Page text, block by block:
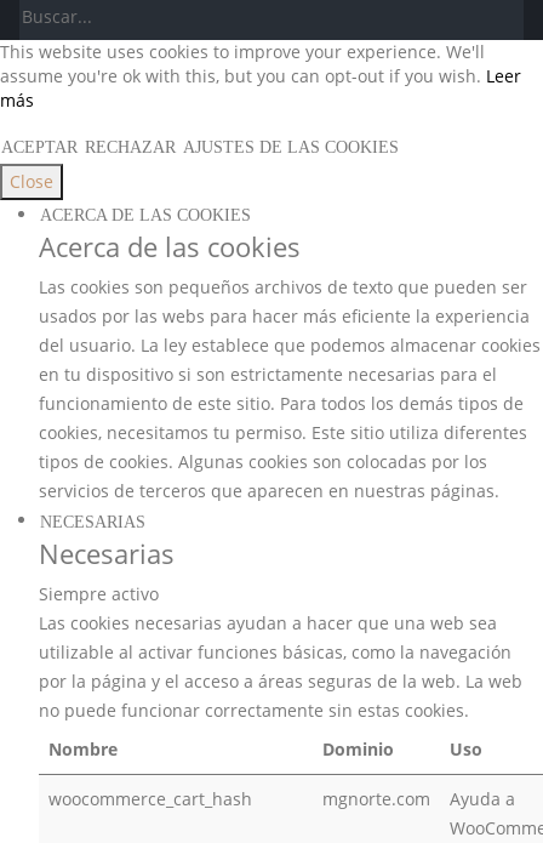
This website uses cookies to improve your experience. We'll
assume you're ok with this, but you can opt-out if you wish. Leer
más
ACEPTAR RECHAZAR AJUSTES DE LAS COOKIES
Close
ACERCA DE LAS COOKIES
Acerca de las cookies
Las cookies son pequeños archivos de texto que pueden ser
usados por las webs para hacer más eficiente la experiencia
del usuario. La ley establece que podemos almacenar cookies
en tu dispositivo si son estrictamente necesarias para el
funcionamiento de este sitio. Para todos los demás tipos de
cookies, necesitamos tu permiso. Este sitio utiliza diferentes
tipos de cookies. Algunas cookies son colocadas por los
servicios de terceros que aparecen en nuestras páginas.
NECESARIAS
Necesarias
Siempre activo
Las cookies necesarias ayudan a hacer que una web sea
utilizable al activar funciones básicas, como la navegación
por la página y el acceso a áreas seguras de la web. La web
no puede funcionar correctamente sin estas cookies.
Nombre
Dominio Uso
woocommerce_cart_hash mgnorte.com
Ayuda a